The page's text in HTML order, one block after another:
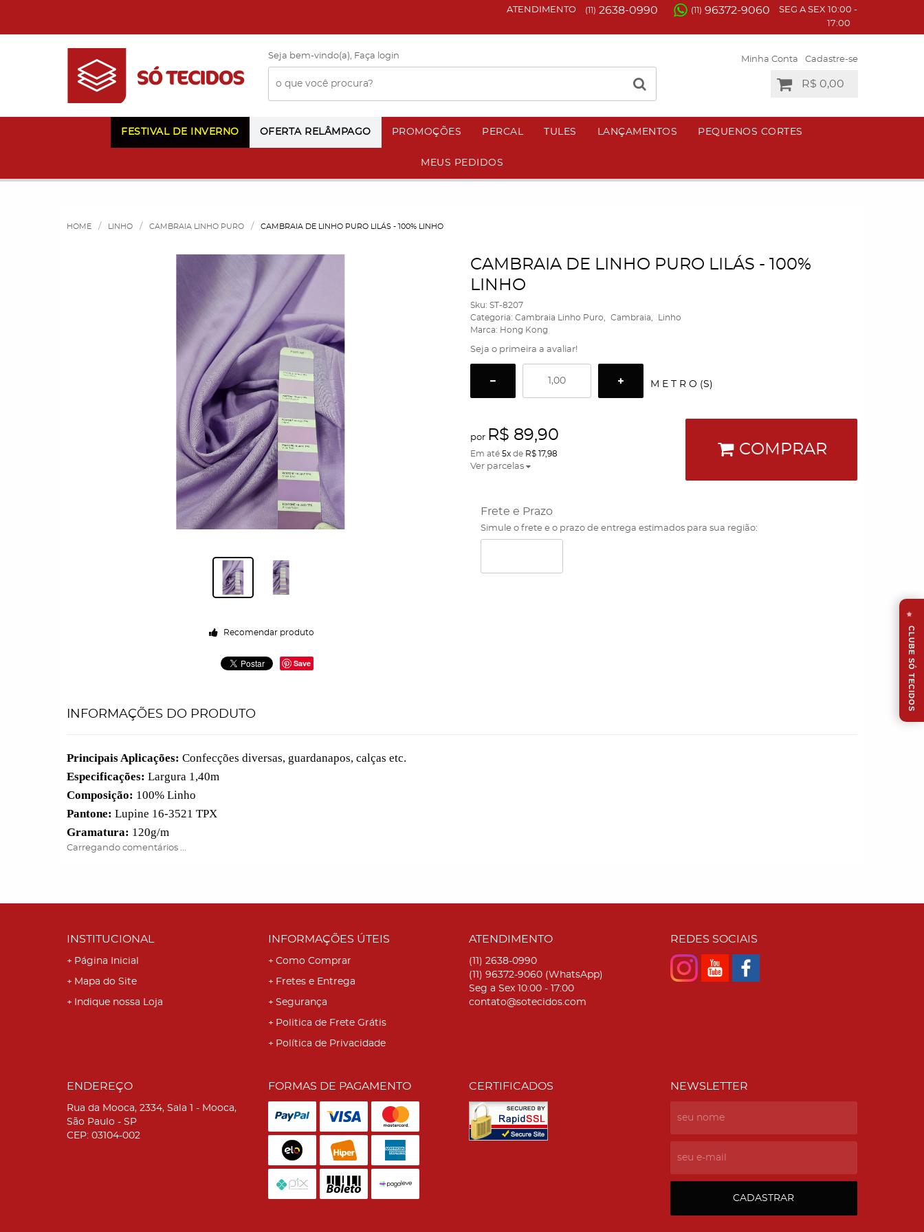
ATENDIMENTO (11) 2638-0990 (11) 96372-9060
SEG A SEX 10:00 -
17:00
Seja bem-vindo(a), Faça login Minha Conta Cadastre-se
R$ 0,00
FESTIVAL DE INVERNO OFERTA RELÂMPAGO PROMOÇÕES PERCAL TULES LANÇAMENTOS PEQUENOS CORTES
MEUS PEDIDOS
HOME LINHO CAMBRAIA LINHO PURO CAMBRAIA DE LINHO PURO LILÁS - 100% LINHO
Recomendar produto
Save
CAMBRAIA DE LINHO PURO LILÁS - 100%
LINHO
Sku: ST-8207
Categoria: Cambraia Linho Puro Cambraia
Linho
Marca: Hong Kong
Seja o primeira a avaliar!
M E T R O (S)
por R$ 89,90
Em até 5xde R$ 17,98
Ver parcelas
COMPRAR
Frete e Prazo
Simule o frete e o prazo de entrega estimados para sua região:
INFORMAÇÕES DO PRODUTO
Principais Aplicações: Confecções diversas, guardanapos, calças etc.
Especificações: Largura 1,40m
Composição: 100% Linho
Pantone: Lupine 16-3521 TPX
Gramatura: 120g/m
Carregando comentários ...
INSTITUCIONAL
Página Inicial
Mapa do Site
Indique nossa Loja
INFORMAÇÕES ÚTEIS
Como Comprar
Fretes e Entrega
Segurança
Politica de Frete Grátis
Política de Privacidade
ATENDIMENTO
(11) 2638-0990
(11) 96372-9060 (WhatsApp)
Seg a Sex 10:00 - 17:00
contato@sotecidos.com
REDES SOCIAIS
ENDEREÇO
Rua da Mooca, 2334, Sala 1 - Mooca,
São Paulo - SP
CEP: 03104-002
FORMAS DE PAGAMENTO CERTIFICADOS NEWSLETTER
CADASTRAR
⭐
CLUBE SÓ TECIDOS